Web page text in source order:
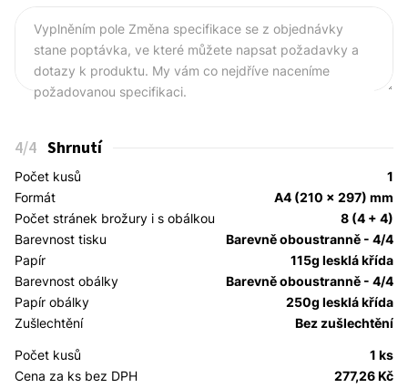
Vyplněním pole Změna specifikace se z objednávky
stane poptávka, ve které můžete napsat požadavky a
dotazy k produktu. My vám co nejdříve naceníme
požadovanou specifikaci.
4/4 Shrnutí
Počet kusů
1
Formát
A4 (210 x 297) mm
Počet stránek brožury i s obálkou
8 (4 + 4)
Barevnost tisku
Barevně oboustranně - 4/4
Papír
115g lesklá křída
Barevnost obálky
Barevně oboustranně - 4/4
Papír obálky
250g lesklá křída
Zušlechtění
Bez zušlechtění
Počet kusů
1 ks
Cena za ks bez DPH
277,26 Kč